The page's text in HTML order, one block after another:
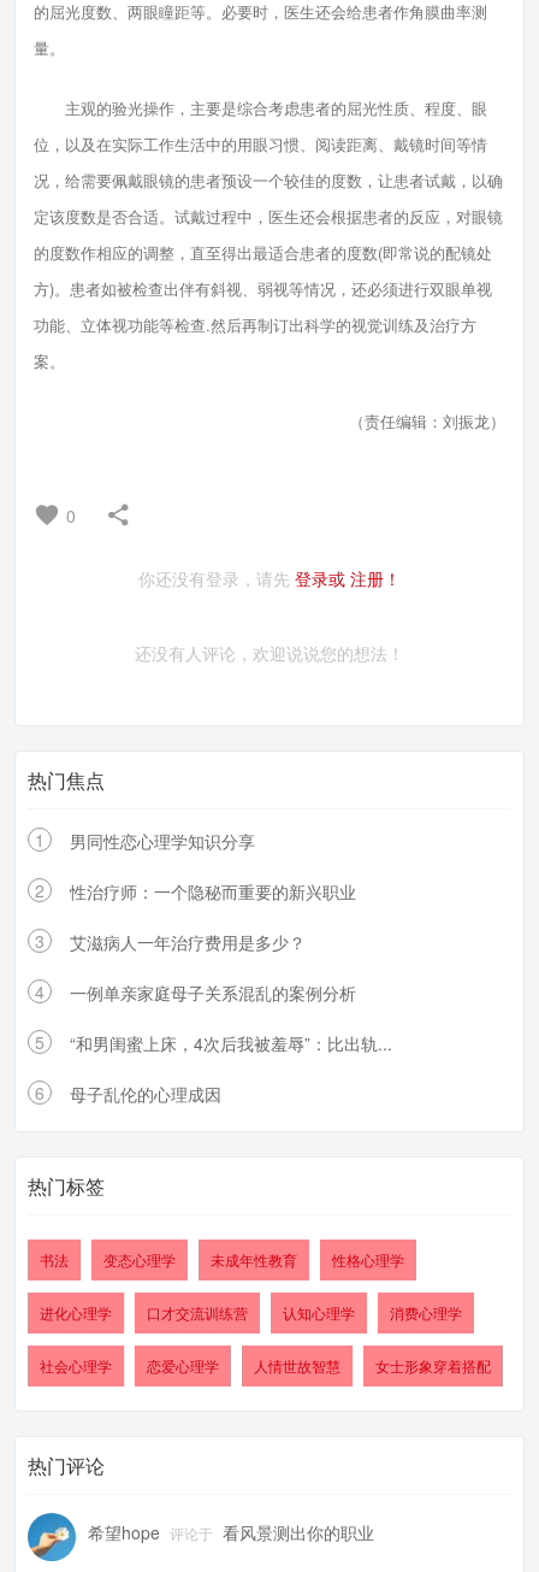
的屈光度数、两眼瞳距等。必要时，医生还会给患者作角膜曲率测
量。
主观的验光操作，主要是综合考虑患者的屈光性质、程度、眼
位，以及在实际工作生活中的用眼习惯、阅读距离、戴镜时间等情
况，给需要佩戴眼镜的患者预设一个较佳的度数，让患者试戴，以确
定该度数是否合适。试戴过程中，医生还会根据患者的反应，对眼镜
的度数作相应的调整，直至得出最适合患者的度数(即常说的配镜处
方)。患者如被检查出伴有斜视、弱视等情况，还必须进行双眼单视
功能、立体视功能等检查.然后再制订出科学的视觉训练及治疗方
案。
（责任编辑：刘振龙）
0
你还没有登录，请先 登录或 注册！
还没有人评论，欢迎说说您的想法！
热门焦点
1 男同性恋心理学知识分享
2 性治疗师：一个隐秘而重要的新兴职业
3 艾滋病人一年治疗费用是多少？
4 一例单亲家庭母子关系混乱的案例分析
5 “和男闺蜜上床，4次后我被羞辱”：比出轨...
6 母子乱伦的心理成因
热门标签
书法 变态心理学 未成年性教育 性格心理学
进化心理学 口才交流训练营 认知心理学 消费心理学
社会心理学 恋爱心理学 人情世故智慧 女士形象穿着搭配
热门评论
希望hope 评论于 看风景测出你的职业